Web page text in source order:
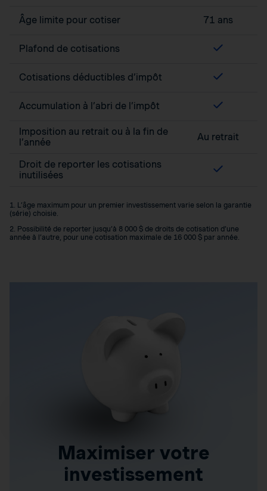
Âge limite pour cotiser 71 ans
Plafond de cotisations
Cotisations déductibles d’impôt
Accumulation à l’abri de l’impôt
Imposition au retrait ou à la fin de
l’année
Au retrait
Droit de reporter les cotisations
inutilisées
1. L’âge maximum pour un premier investissement varie selon la garantie
(série) choisie.
2. Possibilité de reporter jusqu’à 8 000 $ de droits de cotisation d’une
année à l’autre, pour une cotisation maximale de 16 000 $ par année.
Maximiser votre
investissement